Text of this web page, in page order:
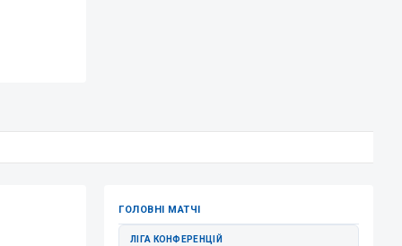
ГОЛОВНІ МАТЧІ
ЛІГА КОНФЕРЕНЦІЙ